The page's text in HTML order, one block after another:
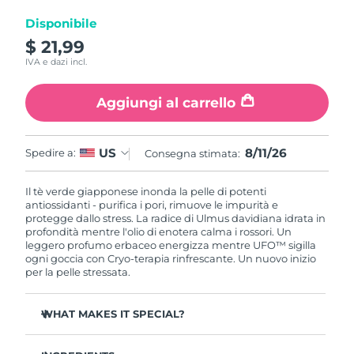
Disponibile
$ 21,99
IVA e dazi incl.
Aggiungi al carrello
Spedire a: US Consegna stimata: 8/11/26
Il tè verde giapponese inonda la pelle di potenti
antiossidanti - purifica i pori, rimuove le impurità e
protegge dallo stress. La radice di Ulmus davidiana idrata in
profondità mentre l'olio di enotera calma i rossori. Un
leggero profumo erbaceo energizza mentre UFO™ sigilla
ogni goccia con Cryo-terapia rinfrescante. Un nuovo inizio
per la pelle stressata.
WHAT MAKES IT SPECIAL?
RAS di Macao
Malta Consegna stimata 8/10/26
Messico Consegna stimata
Monaco Consegna stimata
Paesi Bassi Consegna stimata8/10/26
Nuova Zelanda Consegna stimata 8/10/26
Norvegia Consegna stimata8/10/26
Oman Consegna stimata8/13/26